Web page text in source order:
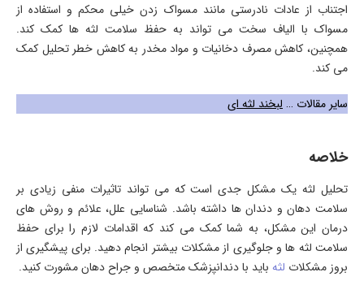
اجتناب از عادات نادرستی مانند مسواک زدن خیلی محکم و استفاده از
مسواک با الیاف سخت می تواند به حفظ سلامت لثه ها کمک کند.
همچنین، کاهش مصرف دخانیات و مواد مخدر به کاهش خطر تحلیل کمک
می کند.
سایر مقالات …لبخند لثه ای
خلاصه
تحلیل لثه یک مشکل جدی است که می تواند تاثیرات منفی زیادی بر
سلامت دهان و دندان ها داشته باشد. شناسایی علل، علائم و روش های
درمان این مشکل، به شما کمک می کند که اقدامات لازم را برای حفظ
سلامت لثه ها و جلوگیری از مشکلات بیشتر انجام دهید. برای پیشگیری از
بروز مشکلات لثه باید با دندانپزشک متخصص و جراح دهان مشورت کنید.